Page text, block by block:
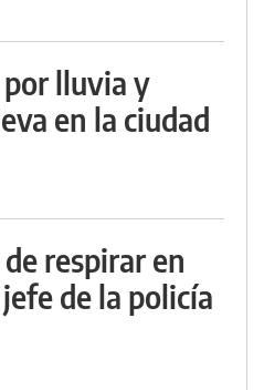
lluvia y
en la ciudad
respirar en
de la policía